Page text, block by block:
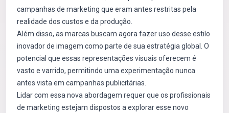
campanhas de marketing que eram antes restritas pela
realidade dos custos e da produção.
Além disso, as marcas buscam agora fazer uso desse estilo
inovador de imagem como parte de sua estratégia global. O
potencial que essas representações visuais oferecem é
vasto e varrido, permitindo uma experimentação nunca
antes vista em campanhas publicitárias.
Lidar com essa nova abordagem requer que os profissionais
de marketing estejam dispostos a explorar esse novo